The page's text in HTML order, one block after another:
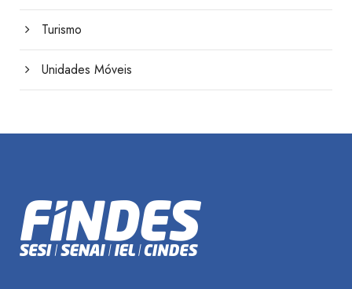
Turismo
Unidades Móveis